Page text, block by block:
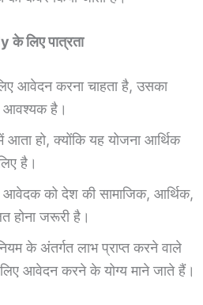
लिए पात्रता
आवेदन करना चाहता है, उसका
आवश्यक है।
आता हो, क्योंकि यह योजना आर्थिक
है।
आवेदक को देश की सामाजिक, आर्थिक,
होना जरूरी है।
के अंतर्गत लाभ प्राप्त करने वाले
आवेदन करने के योग्य माने जाते हैं।